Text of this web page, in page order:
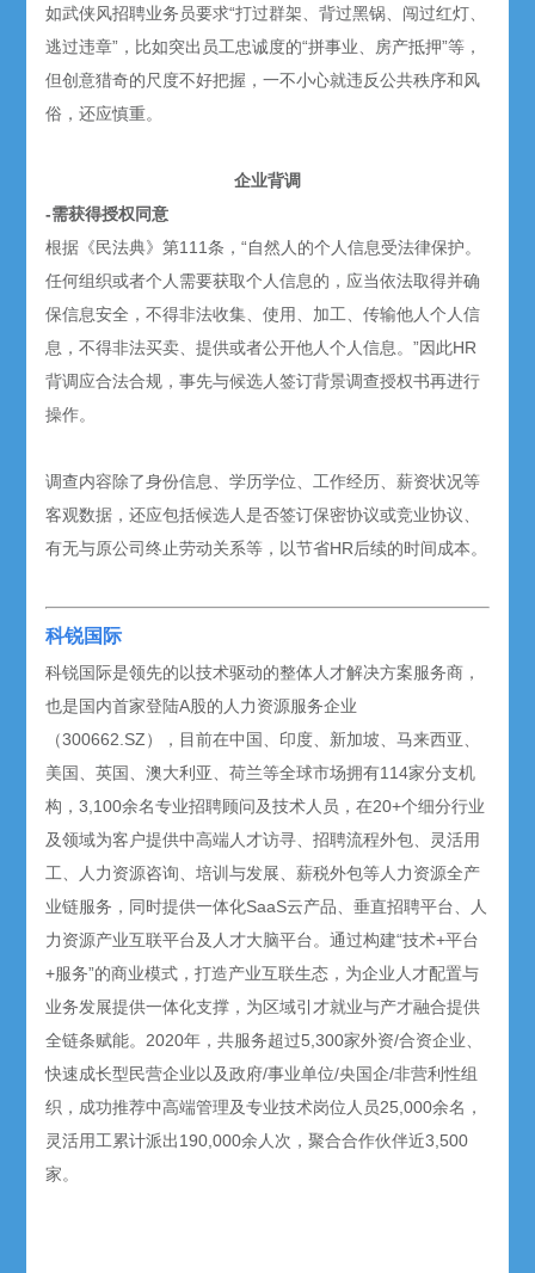
如武侠风招聘业务员要求“打过群架、背过黑锅、闯过红灯、
逃过违章”，比如突出员工忠诚度的“拼事业、房产抵押”等，
但创意猎奇的尺度不好把握，一不小心就违反公共秩序和风
俗，还应慎重。
企业背调
-需获得授权同意
根据《民法典》第111条，“自然人的个人信息受法律保护。
任何组织或者个人需要获取个人信息的，应当依法取得并确
保信息安全，不得非法收集、使用、加工、传输他人个人信
息，不得非法买卖、提供或者公开他人个人信息。”因此HR
背调应合法合规，事先与候选人签订背景调查授权书再进行
操作。
调查内容除了身份信息、学历学位、工作经历、薪资状况等
客观数据，还应包括候选人是否签订保密协议或竞业协议、
有无与原公司终止劳动关系等，以节省HR后续的时间成本。
科锐国际
科锐国际是领先的以技术驱动的整体人才解决方案服务商，
也是国内首家登陆A股的人力资源服务企业
（300662.SZ），目前在中国、印度、新加坡、马来西亚、
美国、英国、澳大利亚、荷兰等全球市场拥有114家分支机
构，3,100余名专业招聘顾问及技术人员，在20+个细分行业
及领域为客户提供中高端人才访寻、招聘流程外包、灵活用
工、人力资源咨询、培训与发展、薪税外包等人力资源全产
业链服务，同时提供一体化SaaS云产品、垂直招聘平台、人
力资源产业互联平台及人才大脑平台。通过构建“技术+平台
+服务”的商业模式，打造产业互联生态，为企业人才配置与
业务发展提供一体化支撑，为区域引才就业与产才融合提供
全链条赋能。2020年，共服务超过5,300家外资/合资企业、
快速成长型民营企业以及政府/事业单位/央国企/非营利性组
织，成功推荐中高端管理及专业技术岗位人员25,000余名，
灵活用工累计派出190,000余人次，聚合合作伙伴近3,500
家。